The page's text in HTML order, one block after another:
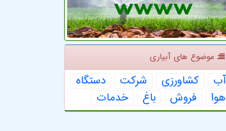
موضوع های آبیاری
آب كشاورزی شركت
دستگاه
هوا
فروش باغ خدمات